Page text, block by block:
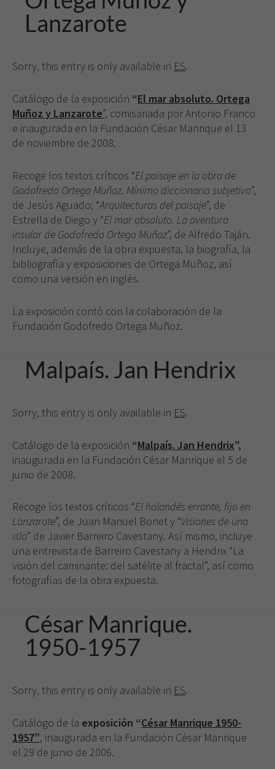
Lanzarote
Sorry, this entry is only available in ES.
Catálogo de la exposición “El mar absoluto. Ortega
Muñoz y Lanzarote”, comisariada por Antonio Franco
e inaugurada en la Fundación César Manrique el 13
de noviembre de 2008.
Recoge los textos críticos “El paisaje en la obra de
Godofredo Ortega Muñoz. Mínimo diccionario subjetivo”,
de Jesús Aguado; “Arquitecturas del paisaje”, de
Estrella de Diego y “El mar absoluto. La aventura
insular de Godofredo Ortega Muñoz”, de Alfredo Taján.
Incluye, además de la obra expuesta, la biografía, la
bibliografía y exposiciones de Ortega Muñoz, así
como una versión en inglés.
La exposición contó con la colaboración de la
Fundación Godofredo Ortega Muñoz.
Malpaís. Jan Hendrix
Sorry, this entry is only available in ES.
Catálogo de la exposición “Malpaís. Jan Hendrix”,
inaugurada en la Fundación César Manrique el 5 de
junio de 2008.
Recoge los textos críticos “El holandés errante, fijo en
Lanzarote”, de Juan Manuel Bonet y “Visiones de una
isla” de Javier Barreiro Cavestany. Así mismo, incluye
una entrevista de Barreiro Cavestany a Hendrix “La
visión del caminante: del satélite al fractal”, así como
fotografías de la obra expuesta.
César Manrique.
1950-1957
Sorry, this entry is only available in ES.
Catálogo de la exposición “César Manrique 1950-
1957”, inaugurada en la Fundación César Manrique
el 29 de junio de 2006.